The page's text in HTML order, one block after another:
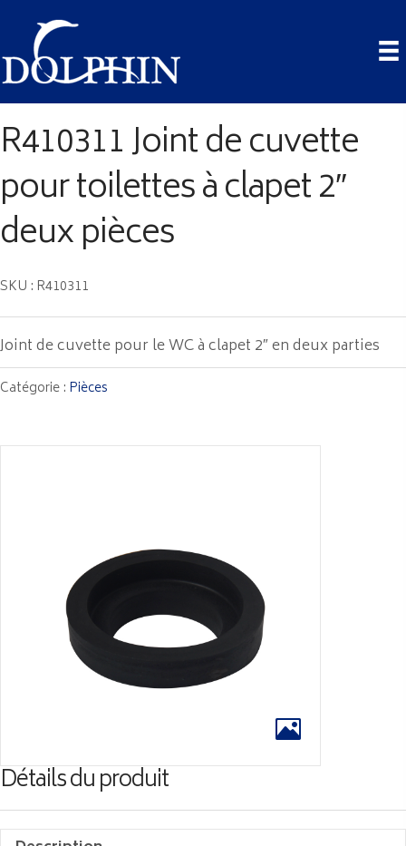
R410311 Joint de cuvette
pour toilettes à clapet 2″
deux pièces
SKU : R410311
Joint de cuvette pour le WC à clapet 2″ en deux parties
Catégorie : Pièces
Détails du produit